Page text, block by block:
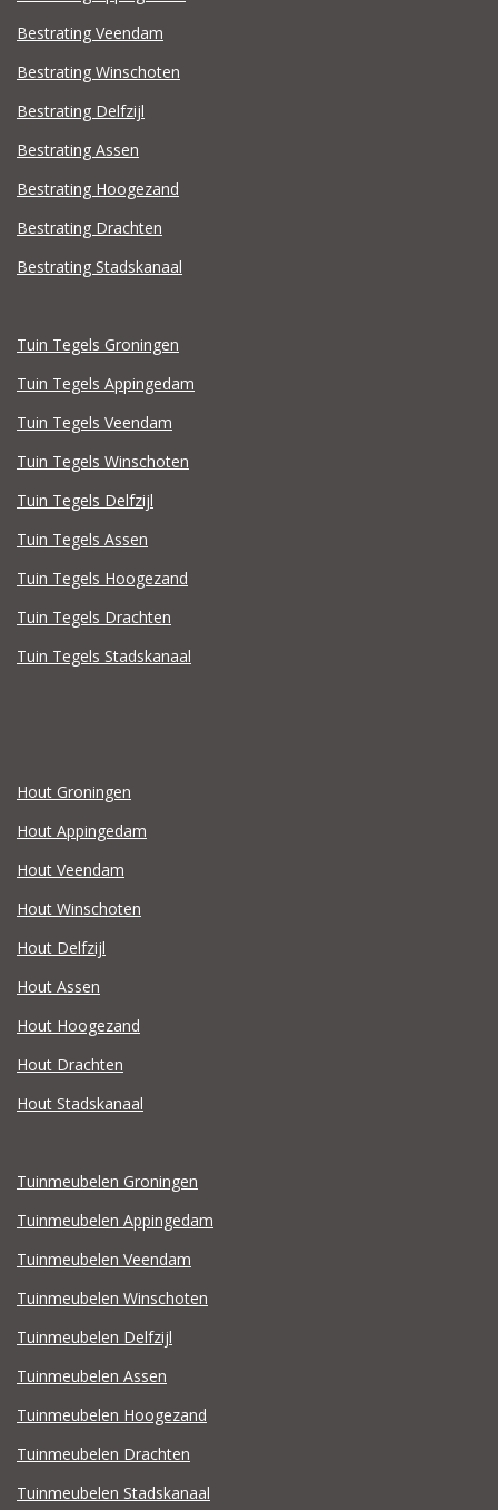
Bestrating Veendam
Bestrating Winschoten
Bestrating Delfzijl
Bestrating Assen
Bestrating Hoogezand
Bestrating Drachten
Bestrating Stadskanaal
Tuin Tegels Groningen
Tuin Tegels Appingedam
Tuin Tegels Veendam
Tuin Tegels Winschoten
Tuin Tegels Delfzijl
Tuin Tegels Assen
Tuin Tegels Hoogezand
Tuin Tegels Drachten
Tuin Tegels Stadskanaal
Hout Groningen
Hout Appingedam
Hout Veendam
Hout Winschoten
Hout Delfzijl
Hout Assen
Hout Hoogezand
Hout Drachten
Hout Stadskanaal
Tuinmeubelen Groningen
Tuinmeubelen Appingedam
Tuinmeubelen Veendam
Tuinmeubelen Winschoten
Tuinmeubelen Delfzijl
Tuinmeubelen Assen
Tuinmeubelen Hoogezand
Tuinmeubelen Drachten
Tuinmeubelen Stadskanaal